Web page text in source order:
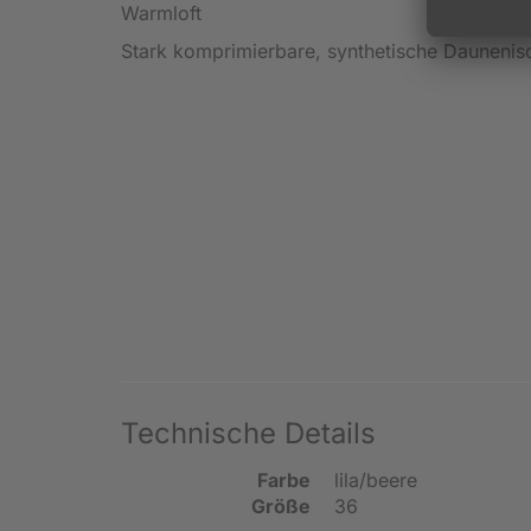
Warmloft
Stark komprimierbare, synthetische
Technische Details
Farbe
lila/beere
Größe
36